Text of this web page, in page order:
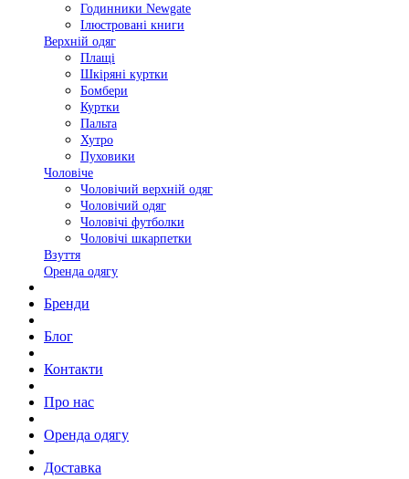
Годинники Newgate
Ілюстровані книги
Верхній одяг
Плащі
Шкіряні куртки
Бомбери
Куртки
Пальта
Хутро
Пуховики
Чоловіче
Чоловічий верхній одяг
Чоловічий одяг
Чоловічі футболки
Чоловічі шкарпетки
Взуття
Оренда одягу
Бренди
Блог
Контакти
Про нас
Оренда одягу
Доставка